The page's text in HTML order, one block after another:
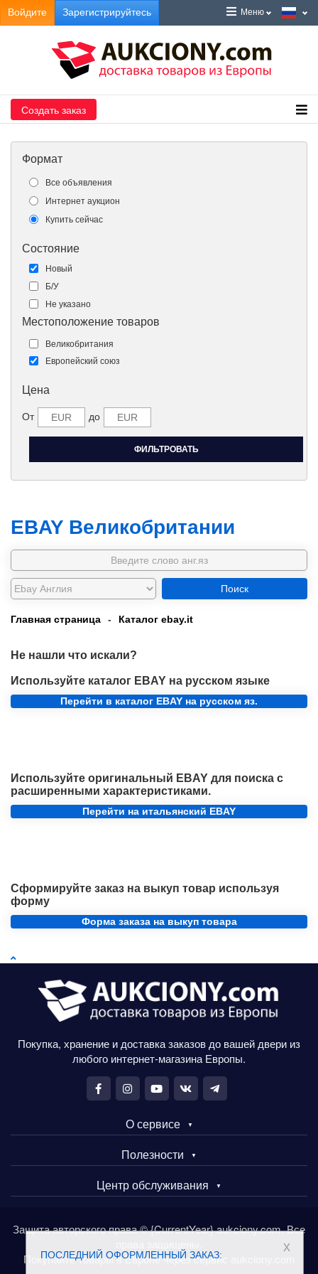
ПОСЛЕДНИЙ ОФОРМЛЕННЫЙ ЗАКАЗ:
x
Войдите Зарегистрируйтесь Меню
Создать заказ
Формат
Все объявления
Интернет аукцион
Купить сейчас
Состояние
Новый
Б/У
Не указано
Местоположение товаров
Великобритания
Европейский союз
Цена
От до
EBAY Великобритании
Поиск
Главная страница - Каталог ebay.it
Не нашли что искали?
Используйте каталог EBAY на русском языке
Перейти в каталог EBAY на русском яз.
Используйте оригинальный EBAY для поиска с
расширенными характеристиками.
Перейти на итальянский EBAY
Сформируйте заказ на выкуп товар используя
форму
Форма заказа на выкуп товара
Покупка, хранение и доставка заказов до вашей двери из
любого интернет-магазина Европы.
О сервисе
Полезности
Центр обслуживания
Защита авторского права © {CurrentYear} aukciony.com. Все
Покупайте товары в Европе через сервис aukciony.com